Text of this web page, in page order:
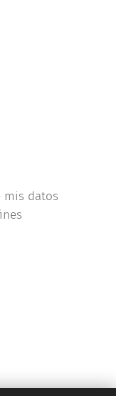
mis datos